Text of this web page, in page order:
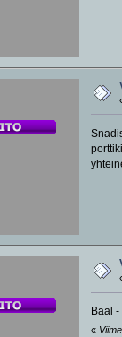
Baal
«